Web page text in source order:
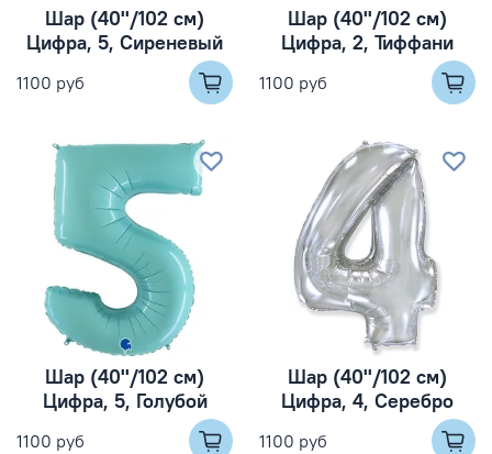
Шар (40''/102 см)
Цифра, 5, Сиреневый
1100 руб
Шар (40''/102 см)
Цифра, 2, Тиффани
1100 руб
Шар (40''/102 см)
Цифра, 5, Голубой
1100 руб
Шар (40''/102 см)
Цифра, 4, Серебро
1100 руб